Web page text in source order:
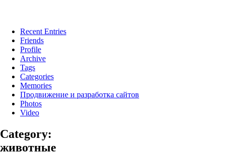
Recent Entries
Friends
Profile
Archive
Tags
Categories
Memories
Продвижение и разработка сайтов
Photos
Video
Category:
животные